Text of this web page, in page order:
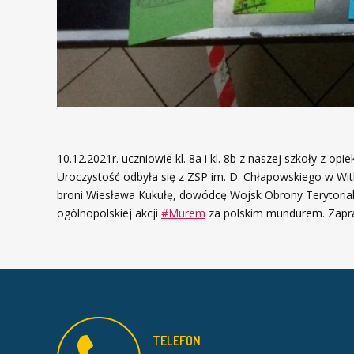
10.12.2021r. uczniowie kl. 8a i kl. 8b z naszej szkoły z
Uroczystość odbyła się z ZSP im. D. Chłapowskiego w
broni Wiesława Kukułę, dowódcę Wojsk Obrony
ogólnopolskiej akcji #Murem za polskim mundurem.
TELEFON